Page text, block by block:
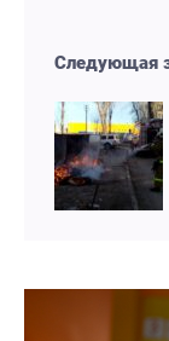
Следующая